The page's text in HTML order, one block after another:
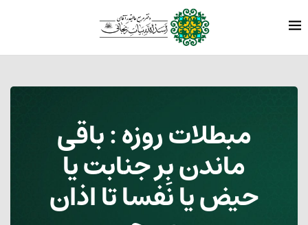
مبطلات روزه : باقی
ماندن بر جنابت یا
حیض یا نَفسا تا اذان